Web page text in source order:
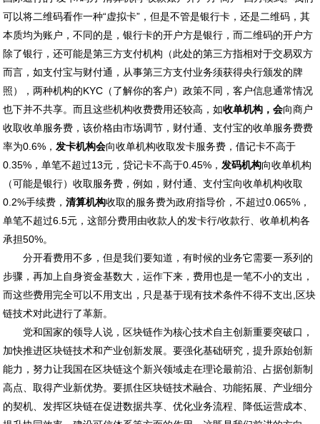
可以将二维码看作一种“虚拟卡”，但是不管是银行卡，还是二维码，其
本质均为账户，不同的是，银行卡的开户方是银行，而二维码的开户方
除了银行，还可能是第三方支付机构（此处的第三方指相对于交易双方
而言，如支付宝与财付通，从事第三方支付业务须获得央行颁发的牌
照），两种机构的KYC（了解你的客户）政策不同，客户信息通常情况
也下并不共享。而且这些机构收费费用还较高，如收单机构，会向商户
收取收单服务费，该价格由市场调节，财付通、支付宝的收单服务费费
率为0.6%， 发卡机构会向收单机构收取发卡服务费，借记卡不高于
0.35%，单笔不超过13元，贷记卡不高于0.45%， 发码机构向收单机构
（可能是银行）收取服务费，例如，财付通、支付宝向收单机构收取
0.2%手续费，清算机构收取的服务费为政府指导价，不超过0.065%，
单笔不超过6.5元，这部分费用由收款人的发卡行/收款行、收单机构各
承担50%。
分开看费用不多，但是我们要知道，有时候的业务它需要一系列的
步骤，再加上自身资金基数大，运作下来，费用也是一笔不小的支出，
而这些费用完全可以不用支出，只是基于现有技术条件不得不支出,区块
链技术对此进行了革新。
党和国家的领导人说，区块链作为核心技术自主创新重要突破口，
加快推进区块链技术和产业创新发展。要强化基础研究，提升原始创新
能力，努力让我国在区块链这个新兴领域走在理论最前沿、占据创新制
高点、取得产业新优势。要抓住区块链技术融合、功能拓展、产业细分
的契机、发挥区块链在促进数据共享、优化业务流程、降低运营成本、